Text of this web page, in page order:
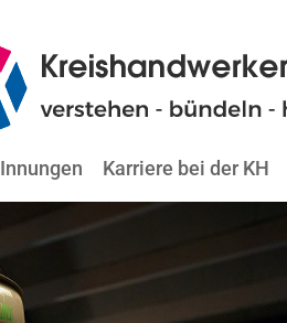
Innungen Karriere bei der KH